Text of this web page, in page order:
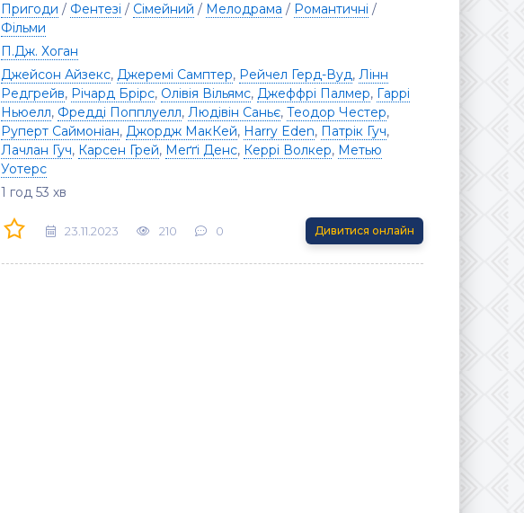
Пригоди / Фентезі / Сімейний / Мелодрама / Романтичні /
Фільми
П.Дж. Хоган
Джейсон Айзекс, Джеремі Самптер, Рейчел Герд-Вуд, Лінн
Редгрейв, Річард Брірс, Олівія Вільямс, Джеффрі Палмер, Гаррі
Ньюелл, Фредді Попплуелл, Людівін Саньє, Теодор Честер,
Руперт Саймоніан, Джордж МакКей, Harry Eden, Патрік Гуч,
Лачлан Гуч, Карсен Грей, Меґґі Денс, Керрі Волкер, Метью
Уотерс
1 год 53 хв
23.11.2023 210 0 Дивитися онлайн